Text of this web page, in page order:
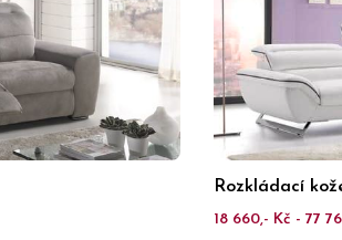
Rozkládací
18 660,- Kč - 77